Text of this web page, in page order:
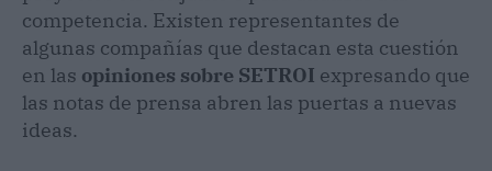
competencia. Existen representantes de
algunas compañías que destacan esta cuestión
en las opiniones sobre SETROI expresando que
las notas de prensa abren las puertas a nuevas
ideas.